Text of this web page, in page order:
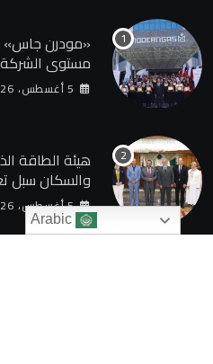
«مودرن جاس»
مستوي الشركة
5 أغسطس، 2026
هيئة الطاقة
والسكان سبل
والعلاج
5 أغسطس، 2026